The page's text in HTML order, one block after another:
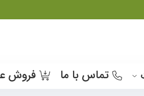
تماس با ما فروش